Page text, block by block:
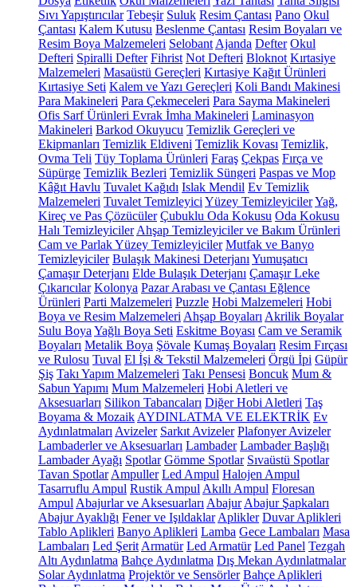
Sıvı Yapıştırıcılar Tebeşir Suluk Resim Çantası Pano Okul
Çantası Kalem Kutusu Beslenme Çantası Resim Boyaları ve
Resim Boya Malzemeleri Selobant Ajanda Defter Okul
Defteri Spiralli Defter Fihrist Not Defteri Bloknot Kırtasiye
Malzemeleri Masaüstü Gereçleri Kırtasiye Kağıt Ürünleri
Kırtasiye Seti Kalem ve Yazı Gereçleri Koli Bandı Makinesi
Para Makineleri Para Çekmeceleri Para Sayma Makineleri
Ofis Sarf Ürünleri Evrak İmha Makineleri Laminasyon
Makineleri Barkod Okuyucu Temizlik Gereçleri ve
Ekipmanları Temizlik Eldiveni Temizlik Kovası Temizlik,
Ovma Teli Tüy Toplama Ürünleri Faraş Çekpas Fırça ve
Süpürge Temizlik Bezleri Temizlik Süngeri Paspas ve Mop
Kâğıt Havlu Tuvalet Kağıdı Islak Mendil Ev Temizlik
Malzemeleri Tuvalet Temizleyici Yüzey TemizleyicilerYağ,
Kireç ve Pas Çözücüler Çubuklu Oda Kokusu Oda Kokusu
Halı Temizleyiciler Ahşap Temizleyiciler ve Bakım Ürünleri
Cam ve Parlak Yüzey Temizleyiciler Mutfak ve Banyo
Temizleyiciler Bulaşık Makinesi Deterjanı Yumuşatıcı
Çamaşır Deterjanı Elde Bulaşık Deterjanı Çamaşır Leke
Çıkarıcılar Kolonya Pazar Arabası ve Çantası Eğlence
Ürünleri Parti Malzemeleri Puzzle Hobi Malzemeleri Hobi
Boya ve Resim Malzemeleri Ahşap Boyaları Akrilik Boyalar
Sulu Boya Yağlı Boya Seti Eskitme Boyası Cam ve Seramik
Boyaları Metalik Boya Şövale Kumaş Boyaları Resim Fırçası
ve Rulosu Tuval El İşi & Tekstil Malzemeleri Örgü İpi Güpür
Şiş Takı Yapım Malzemeleri Takı Pensesi Boncuk Mum &
Sabun Yapımı Mum Malzemeleri Hobi Aletleri ve
Aksesuarları Silikon Tabancaları Diğer Hobi Aletleri Taş
Boyama & Mozaik AYDINLATMA VE ELEKTRİK Ev
Aydınlatmaları Avizeler Sarkıt Avizeler Plafonyer Avizeler
Lambaderler ve Aksesuarları Lambader Lambader Başlığı
Lambader Ayağı Spotlar Gömme Spotlar Sıvaüstü Spotlar
Tavan Spotlar Ampuller Led Ampul Halojen Ampul
Tasarruflu Ampul Rustik Ampul Akıllı Ampul Floresan
Ampul Abajurlar ve Aksesuarları Abajur Abajur Şapkaları
Abajur Ayaklığı Fener ve Işıldaklar Aplikler Duvar Aplikleri
Tablo Aplikleri Banyo Aplikleri Lamba Gece Lambaları Masa
Lambaları Led Şerit Armatür Led Armatür Led Panel Tezgah
Altı Aydınlatma Bahçe Aydınlatma Dış Mekan Aydınlatmalar
Solar Aydınlatma Projektör ve Sensörler Bahçe Aplikleri